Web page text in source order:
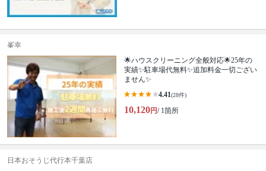
峯幸
🌟ハウスクリーニング全般対応🌟25年の
実績✨駐車場代無料✨追加料金一切ござい
ません✨
4.41(28件)
10,120円/ 1箇所
日本おそうじ代行本千葉店